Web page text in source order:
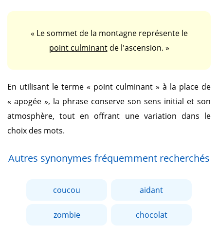
« Le sommet de la montagne représente le
point culminantde l'ascension. »
En utilisant le terme « point culminant » à la place de
« apogée », la phrase conserve son sens initial et son
atmosphère, tout en offrant une variation dans le
choix des mots.
Autres synonymes fréquemment recherchés
coucou aidant
zombie chocolat